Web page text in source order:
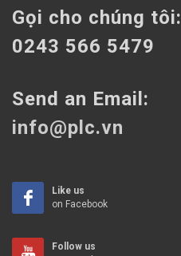
Gọi cho chúng tôi:
0243 566 5479
Send an Email:
info@plc.vn
Like us
on Facebook
Follow us